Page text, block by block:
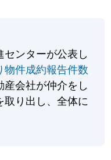
ンターが公表し
物件成約報告件数
産会社が仲介をし
り出し、全体に